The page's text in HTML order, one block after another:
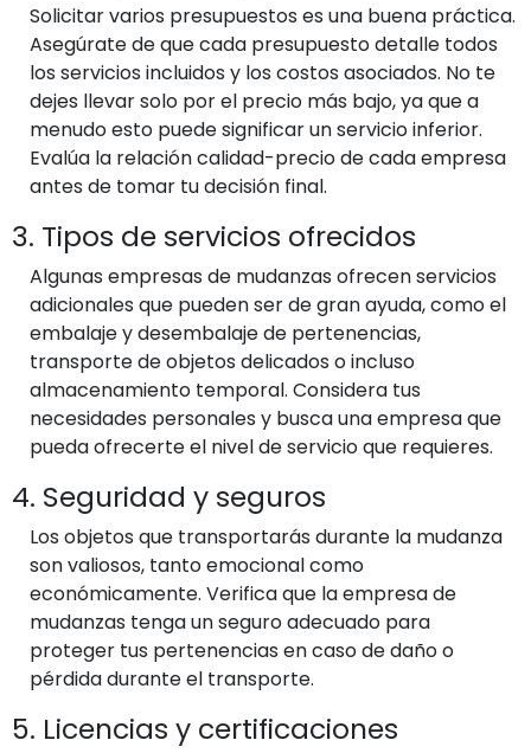
Solicitar varios presupuestos es una buena práctica.
Asegúrate de que cada presupuesto detalle todos
los servicios incluidos y los costos asociados. No te
dejes llevar solo por el precio más bajo, ya que a
menudo esto puede significar un servicio inferior.
Evalúa la relación calidad-precio de cada empresa
antes de tomar tu decisión final.
3. Tipos de servicios ofrecidos
Algunas empresas de mudanzas ofrecen servicios
adicionales que pueden ser de gran ayuda, como el
embalaje y desembalaje de pertenencias,
transporte de objetos delicados o incluso
almacenamiento temporal. Considera tus
necesidades personales y busca una empresa que
pueda ofrecerte el nivel de servicio que requieres.
4. Seguridad y seguros
Los objetos que transportarás durante la mudanza
son valiosos, tanto emocional como
económicamente. Verifica que la empresa de
mudanzas tenga un seguro adecuado para
proteger tus pertenencias en caso de daño o
pérdida durante el transporte.
5. Licencias y certificaciones